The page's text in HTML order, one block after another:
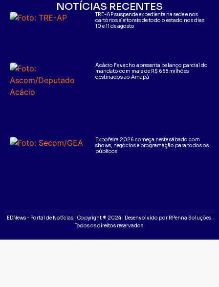
NOTÍCIAS RECENTES
TRE-AP suspende expediente na sede e nos
cartórios eleitorais de todo o estado nos dias
10 e 11 de agosto
Acácio Favacho apresenta balanço parcial do
mandato com mais de R$ 668 milhões
destinados ao Amapá
Expofeira 2026 começa neste sábado com
shows, negócios e programação para todos os
públicos
EDNews - Portal de Notícias | Copyright ® 2024 | Desenvolvido por RPenna Soluções.
Todos os direitos reservados.